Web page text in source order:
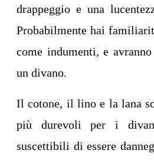
drappeggio e una
Probabilmente hai
come indumenti, e
un divano.
Il cotone, il lino e la lana
più durevoli per i
suscettibili di essere